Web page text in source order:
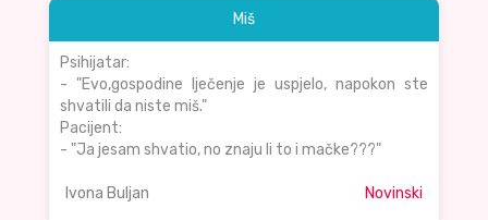
Miš
Psihijatar:
- "Evo,gospodine lječenje je uspjelo, napokon ste
shvatili da niste miš."
Pacijent:
- "Ja jesam shvatio, no znaju li to i mačke???"
Ivona Buljan Novinski